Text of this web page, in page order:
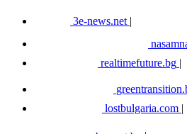
3e-news.net |
realtimefuture.bg |
lostbulgaria.com |